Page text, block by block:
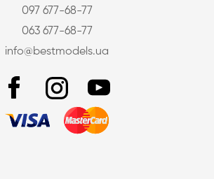
097 677-68-77
063 677-68-77
info@bestmodels.ua